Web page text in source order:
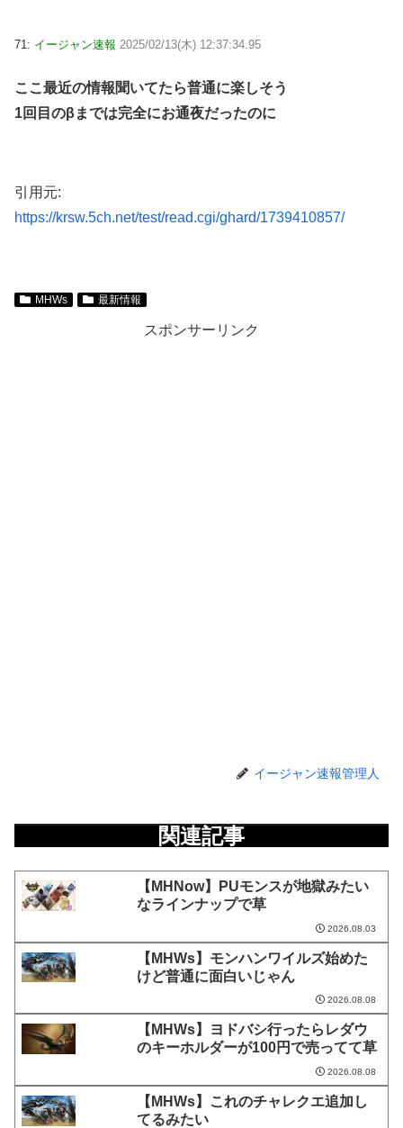
71: イージャン速報 2025/02/13(木) 12:37:34.95
ここ最近の情報聞いてたら普通に楽しそう
1回目のβまでは完全にお通夜だったのに
引用元:
https://krsw.5ch.net/test/read.cgi/ghard/1739410857/
MHWs 最新情報
スポンサーリンク
イージャン速報管理人
関連記事
【MHNow】PUモンスが地獄みたい
なラインナップで草
2026.08.03
【MHWs】モンハンワイルズ始めた
けど普通に面白いじゃん
2026.08.08
【MHWs】ヨドバシ行ったらレダウ
のキーホルダーが100円で売ってて草
2026.08.08
【MHWs】これのチャレクエ追加し
てるみたい